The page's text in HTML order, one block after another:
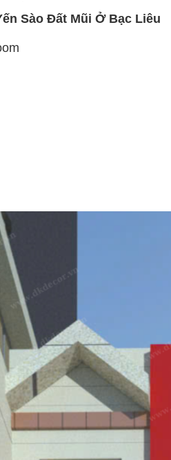
Sào Đất Mũi Ở Bạc Liêu